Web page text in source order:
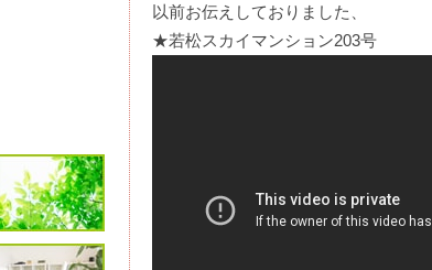
以前お伝えしておりました、
★若松スカイマンション203号